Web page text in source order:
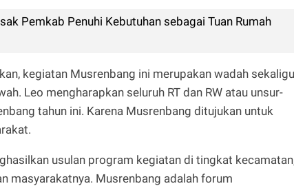
Pemkab Penuhi Kebutuhan sebagai Tuan Rumah
kegiatan Musrenbang ini merupakan wadah
Leo mengharapkan seluruh RT dan RW atau unsur-
tahun ini. Karena Musrenbang ditujukan untuk
usulan program kegiatan di tingkat
masyarakatnya. Musrenbang adalah forum